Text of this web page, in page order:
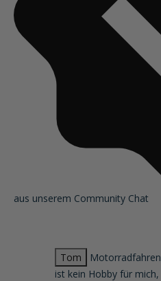
aus unserem Community Chat
Tom
Motorradfahren
ist kein Hobby für mich,